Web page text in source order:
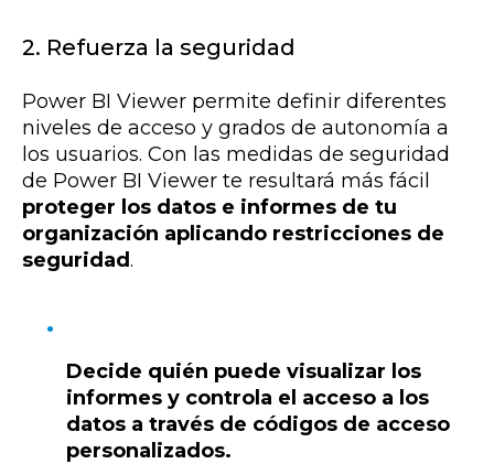
2. Refuerza la seguridad
Power BI Viewer permite definir diferentes
niveles de acceso y grados de autonomía a
los usuarios. Con las medidas de seguridad
de Power BI Viewer te resultará más fácil
proteger los datos e informes de tu
organización aplicando restricciones de
seguridad.
Decide quién puede visualizar los
informes y controla el acceso a los
datos a través de códigos de acceso
personalizados.